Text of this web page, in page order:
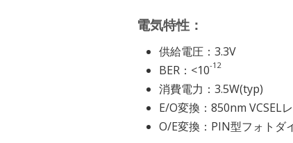
電気特性：
供給電圧：3.3V
BER：<10-12
消費電力：3.5W(typ)
E/O変換：850nm VCSEL
O/E変換：PIN型フォトダ